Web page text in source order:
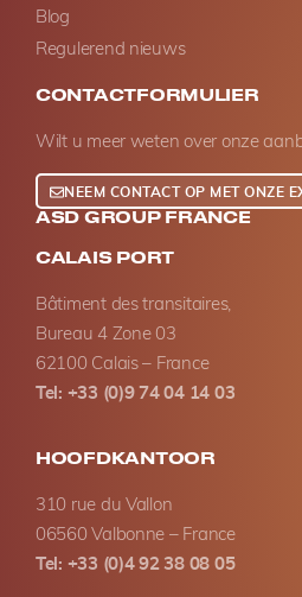
Blog
Regulerend nieuws
CONTACTFORMULIER
Wilt u meer weten over onze
NEEM CONTACT OP MET ONZE
ASD GROUP FRANCE
CALAIS PORT
Bâtiment des transitaires,
Bureau 4 Zone 03
62100 Calais – France
Tel: +33 (0)9 74 04 14 03
HOOFDKANTOOR
310 rue du Vallon
06560 Valbonne – France
Tel: +33 (0)4 92 38 08 05